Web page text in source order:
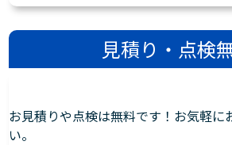
見積り・点検
お見積りや点検は無料です！お気軽に
い。